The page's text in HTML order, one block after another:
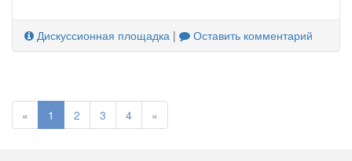
Дискуссионная площадка | Оставить комментарий
« 1 2 3 4 »